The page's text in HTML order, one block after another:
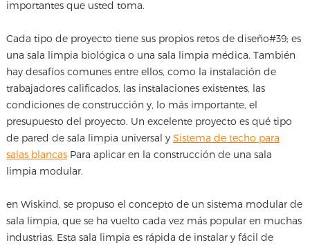
importantes que usted toma.
Cada tipo de proyecto tiene sus propios retos de diseño#39; es
una sala limpia biológica o una sala limpia médica. También
hay desafíos comunes entre ellos, como la instalación de
trabajadores calificados, las instalaciones existentes, las
condiciones de construcción y, lo más importante, el
presupuesto del proyecto. Un excelente proyecto es qué tipo
de pared de sala limpia universal y Sistema de techo para
salas blancasPara aplicar en la construcción de una sala
limpia modular.
en Wiskind, se propuso el concepto de un sistema modular de
sala limpia, que se ha vuelto cada vez más popular en muchas
industrias. Esta sala limpia es rápida de instalar y fácil de